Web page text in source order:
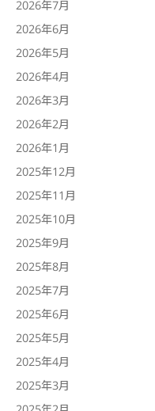
2026年7月
2026年6月
2026年5月
2026年4月
2026年3月
2026年2月
2026年1月
2025年12月
2025年11月
2025年10月
2025年9月
2025年8月
2025年7月
2025年6月
2025年5月
2025年4月
2025年3月